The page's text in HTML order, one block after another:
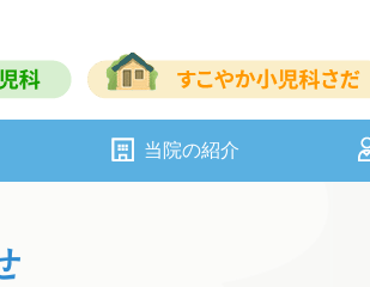
当院の紹介